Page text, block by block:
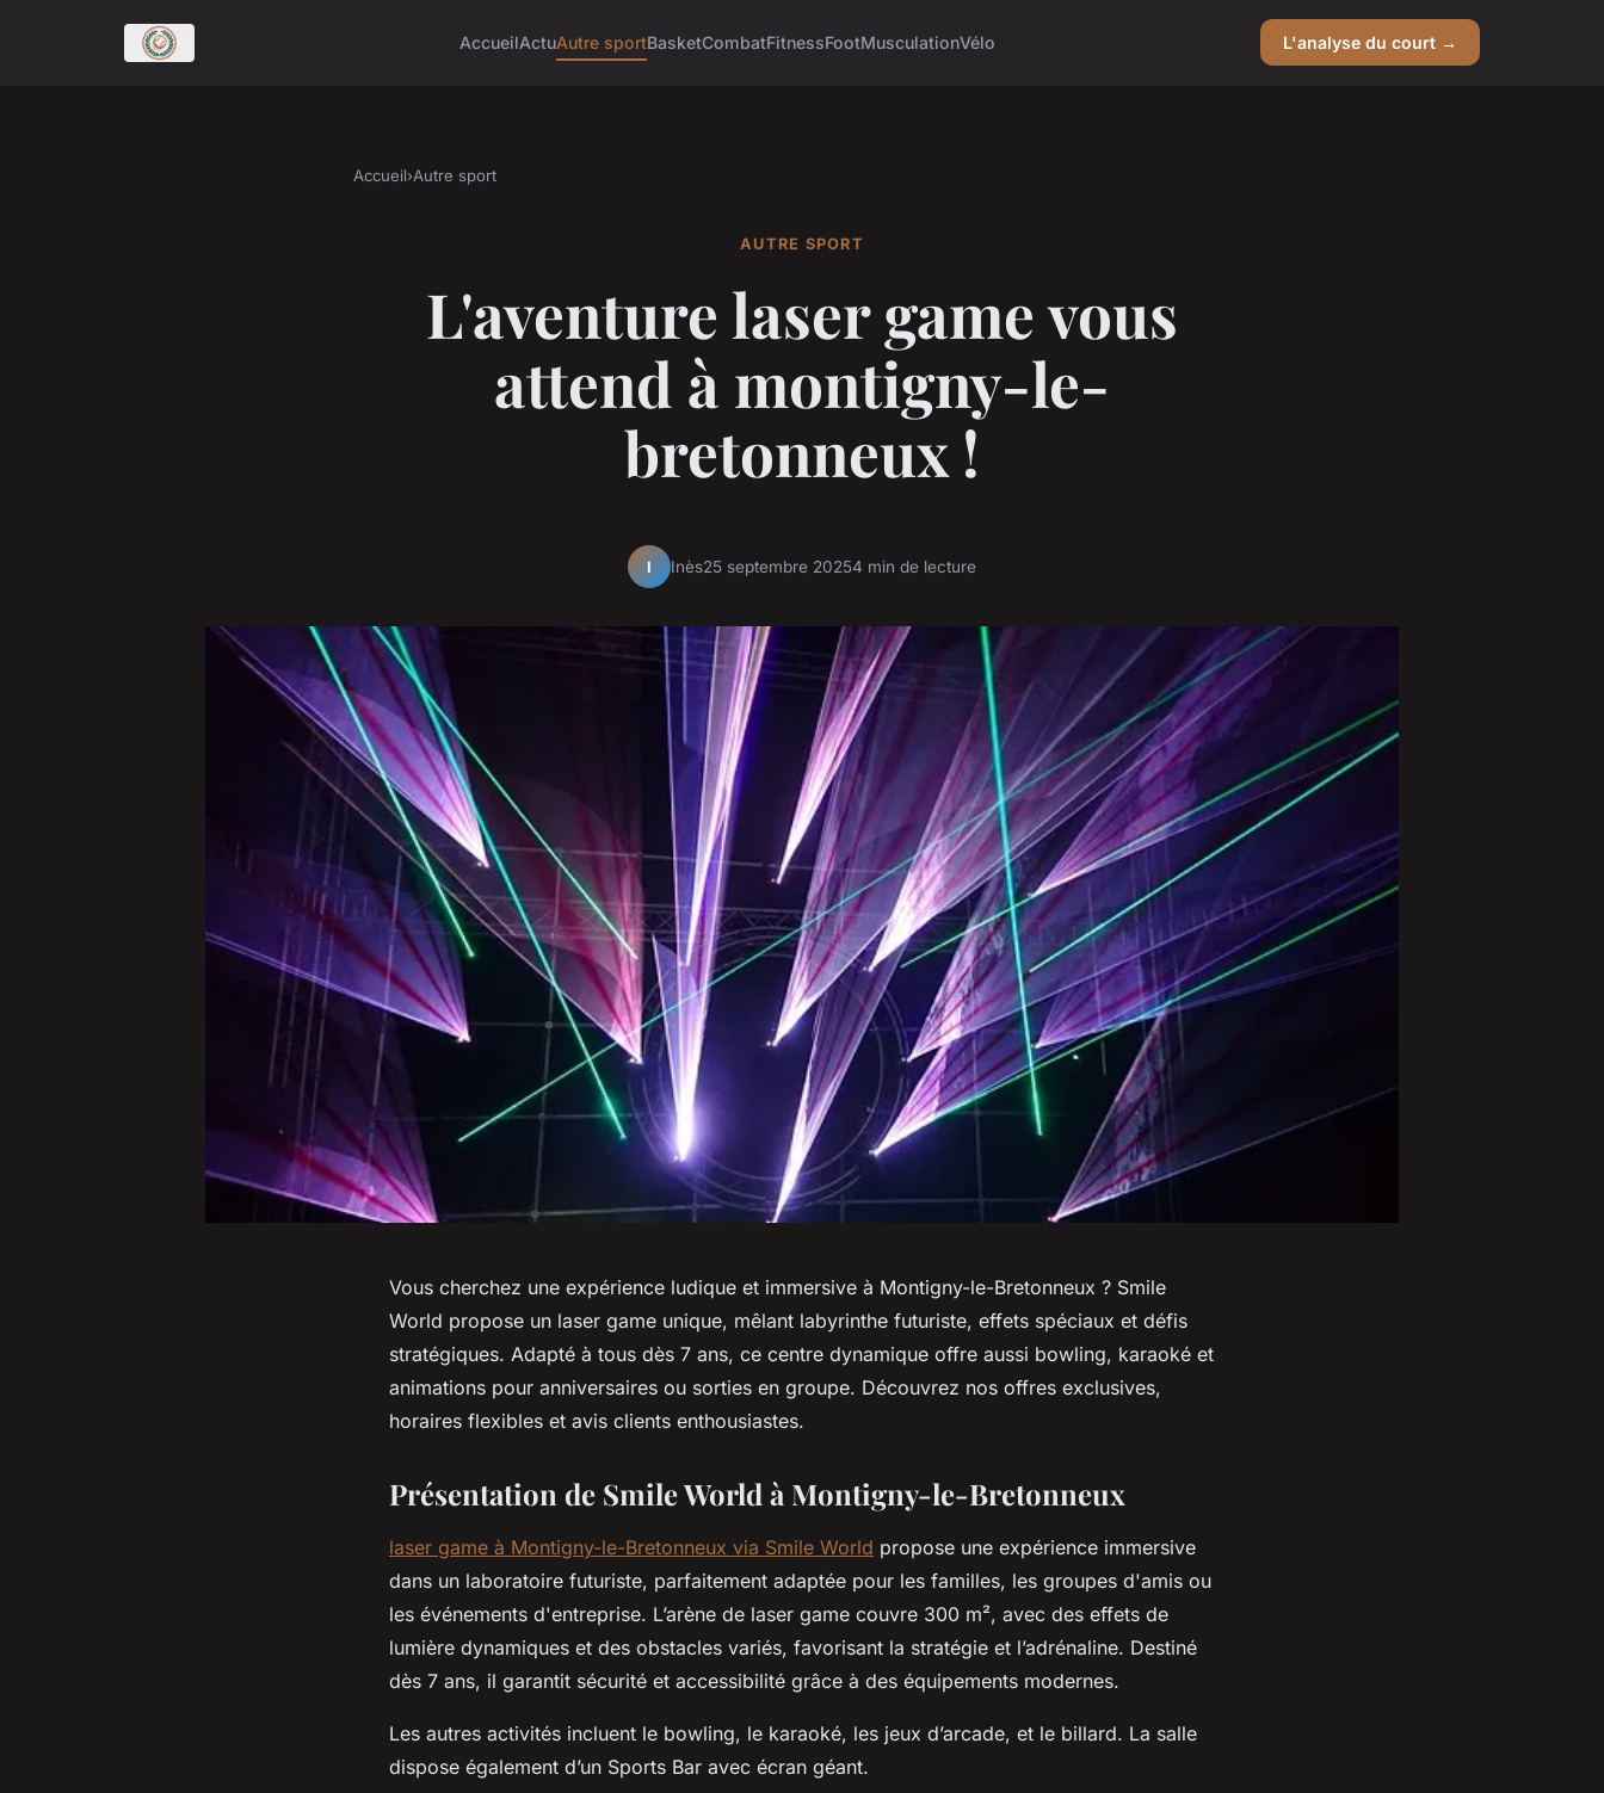
AccueilActuAutre sportBasketCombatFitnessFootMusculationVélo L'analyse du court →
Accueil›Autre sport
AUTRE SPORT
L'aventure laser game vous
attend à montigny-le-
bretonneux !
I Inès25 septembre 20254 min de lecture
Vous cherchez une expérience ludique et immersive à Montigny-le-Bretonneux ? Smile
World propose un laser game unique, mêlant labyrinthe futuriste, effets spéciaux et défis
stratégiques. Adapté à tous dès 7 ans, ce centre dynamique offre aussi bowling, karaoké et
animations pour anniversaires ou sorties en groupe. Découvrez nos offres exclusives,
horaires flexibles et avis clients enthousiastes.
Présentation de Smile World à Montigny-le-Bretonneux
laser game à Montigny-le-Bretonneux via Smile World propose une expérience immersive
dans un laboratoire futuriste, parfaitement adaptée pour les familles, les groupes d'amis ou
les événements d'entreprise. L’arène de laser game couvre 300 m², avec des effets de
lumière dynamiques et des obstacles variés, favorisant la stratégie et l’adrénaline. Destiné
dès 7 ans, il garantit sécurité et accessibilité grâce à des équipements modernes.
Les autres activités incluent le bowling, le karaoké, les jeux d’arcade, et le billard. La salle
dispose également d’un Sports Bar avec écran géant.